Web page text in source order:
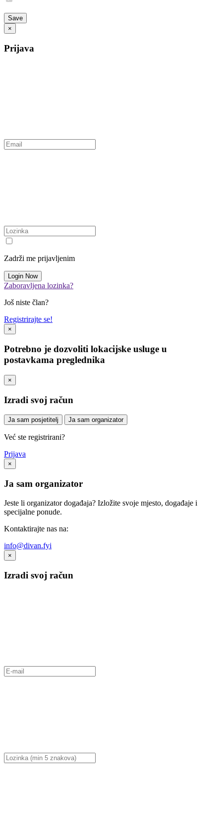
×
Prijava
Zadrži me prijavljenim
Zaboravljena lozinka?
Još niste član?
Registrirajte se!
×
Potrebno je dozvoliti lokacijske usluge u
postavkama preglednika
×
Izradi svoj račun
Ja sam posjetitelj Ja sam organizator
Već ste registrirani?
Prijava
×
Ja sam organizator
Jeste li organizator događaja? Izložite svoje mjesto, događaje i
specijalne ponude.
Kontaktirajte nas na:
info@divan.fyi
×
Izradi svoj račun